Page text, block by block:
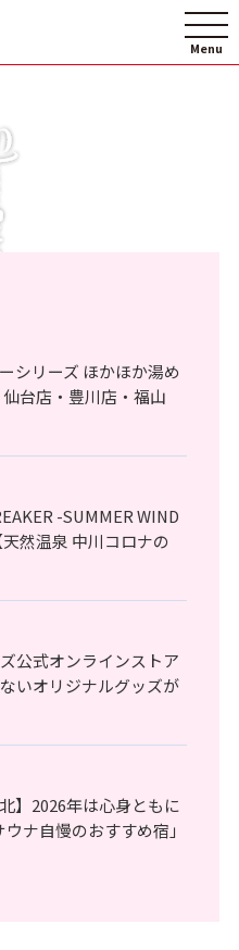
シリーズ ほかほか湯め
台店・豊川店・福山
-SUMMER WIND
然温泉 中川コロナの
公式オンラインストア
いオリジナルグッズが
】2026年は心身ともに
ナ自慢のおすすめ宿」